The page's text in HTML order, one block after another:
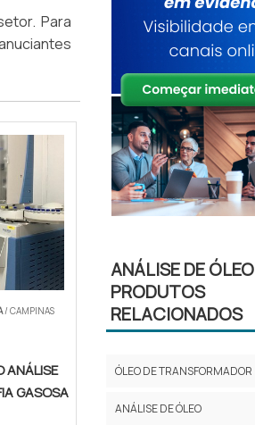
Para
/ CAMPINAS
ANÁLISE
GASOSA
ANÁLISE DE ÓLEO
PRODUTOS
RELACIONADOS
ÓLEO DE TRANSFORMADOR
ANÁLISE DE ÓLEO